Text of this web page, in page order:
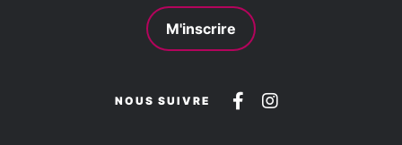
M'inscrire
NOUS SUIVRE
Suivez-Suivez-